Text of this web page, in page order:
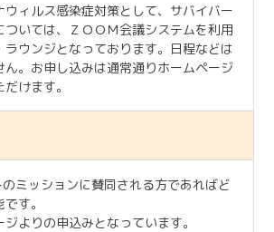
ウィルス感染症対策として、サバイバー
ついては、ＺＯＯＭ会議システムを利用
ラウンジとなっております。日程などは
ん。お申し込みは通常通りホームページ
けます。
のミッションに賛同される方であればど
す。
よりの申込みとなっています。